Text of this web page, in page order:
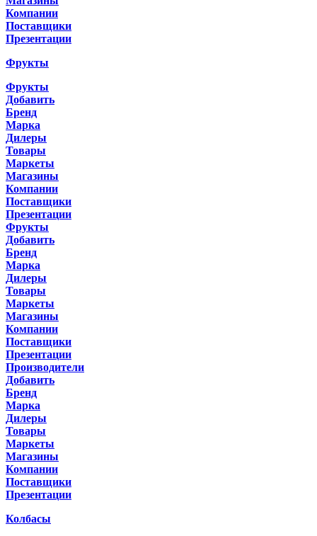
Компании
Поставщики
Презентации
Фрукты
Фрукты
Добавить
Бренд
Марка
Дилеры
Товары
Маркеты
Магазины
Компании
Поставщики
Презентации
Фрукты
Добавить
Бренд
Марка
Дилеры
Товары
Маркеты
Магазины
Компании
Поставщики
Презентации
Производители
Добавить
Бренд
Марка
Дилеры
Товары
Маркеты
Магазины
Компании
Поставщики
Презентации
Колбасы